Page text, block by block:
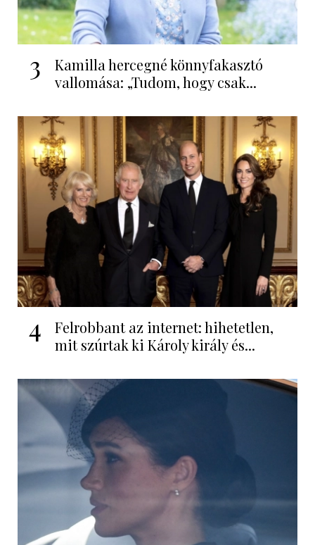
3
Kamilla hercegné könnyfakasztó
vallomása: „Tudom, hogy csak...
4
Felrobbant az internet: hihetetlen,
mit szúrtak ki Károly király és...